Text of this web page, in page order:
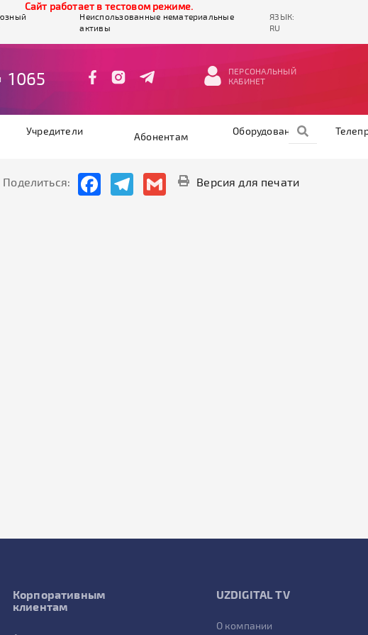
Cайт работает в тестовом режиме.
Неиспользованные нематериальные
активы
ЯЗЫК:
RU
1065
ПЕРСОНАЛЬНЫЙ
КАБИНЕТ
Учредители Абонентам Оборудование
Поделиться: FacebookTelegramGmail Версия для печати
Корпоративным
клиентам
UZDIGITAL TV
О компании